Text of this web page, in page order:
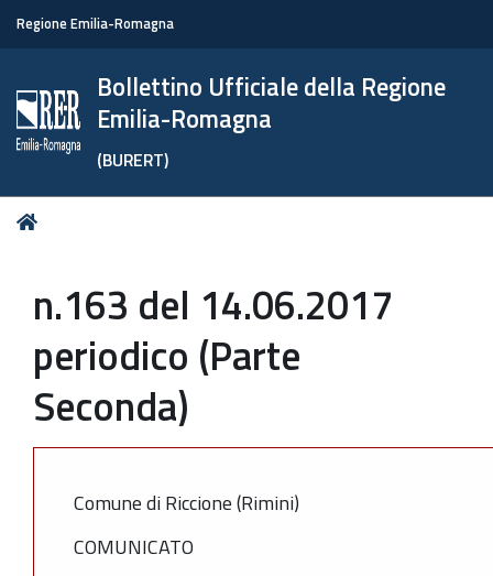
Regione Emilia-Romagna
Bollettino Ufficiale della Regione
Emilia-Romagna
(BURERT)
Tu
n.163 del 14.06.2017
periodico (Parte
Seconda)
Comune di Riccione (Rimini)
COMUNICATO